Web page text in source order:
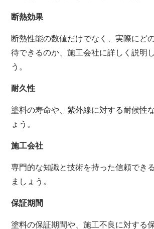
断熱効果
断熱性能の数値だけでなく、実際にど
待できるのか、施工会社に詳しく説明
う。
耐久性
塗料の寿命や、紫外線に対する耐候性
ょう。
施工会社
専門的な知識と技術を持った信頼でき
ましょう。
保証期間
塗料の保証期間や、施工不良に対する